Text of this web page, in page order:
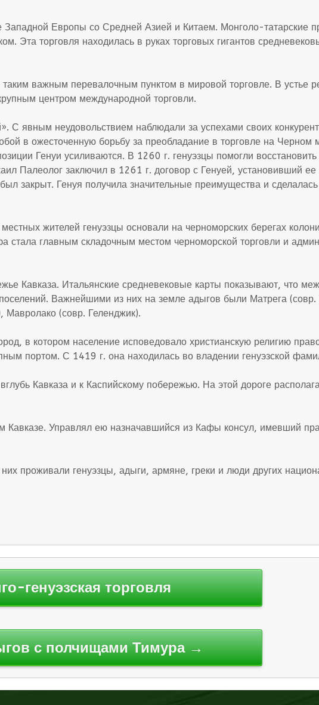
Европы со Средней Азией и Китаем. Монголо-татарские
Эта торговля находилась в руках торговых гигантов
важным перевалочным пунктом в мировой торговле. В устье
центром международной торговли.
С явным неудовольствием наблюдали за успехами своих
в ожесточенную борьбу за преобладание в торговле на Черном
Генуи усиливаются. В 1260 г. генуэзцы помогли
Палеолог заключил в 1261 г. договор с Генуей, установивший
закрыт. Генуя получила значительные преимущества и
жителей генуэзцы основали на черноморских берегах
главным складочным местом черноморской торговли и
Кавказа. Итальянские средневековые карты показывают, что
Важнейшими из них на земле адыгов были Матрега
(совр. Геленджик).
в котором население исповедовало христианскую религию
портом. С 1419 г. она находилась во владении генуэзской
Кавказа и к Каспийскому побережью. На этой дороге
Управлял ею назначавшийся из Кафы консул, имевший
проживали генуэзцы, адыги, армяне, греки и люди других
с полчищами Тимура →
генуэзская торговля